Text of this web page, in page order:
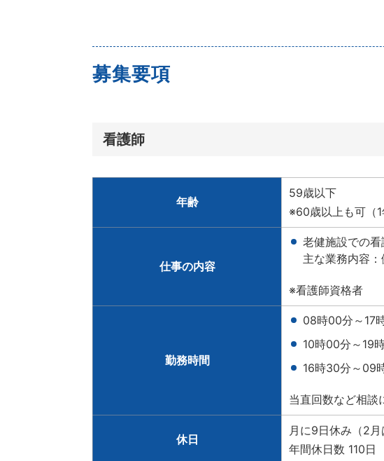
募集要項
看護師
年齢
59歳以下
※60歳以上も可（
仕事の内容
老健施設での
主な業務内容
※看護師資格者
勤務時間
08時00分～17
10時00分～19
16時30分～09
当直回数など相談
休日
月に9日休み（2月
年間休日数 110日